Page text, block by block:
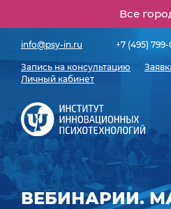
Все
info@psy-in.ru +7 (495)
Запись на консультацию
Личный кабинет
ВЕБИНАРИИ.